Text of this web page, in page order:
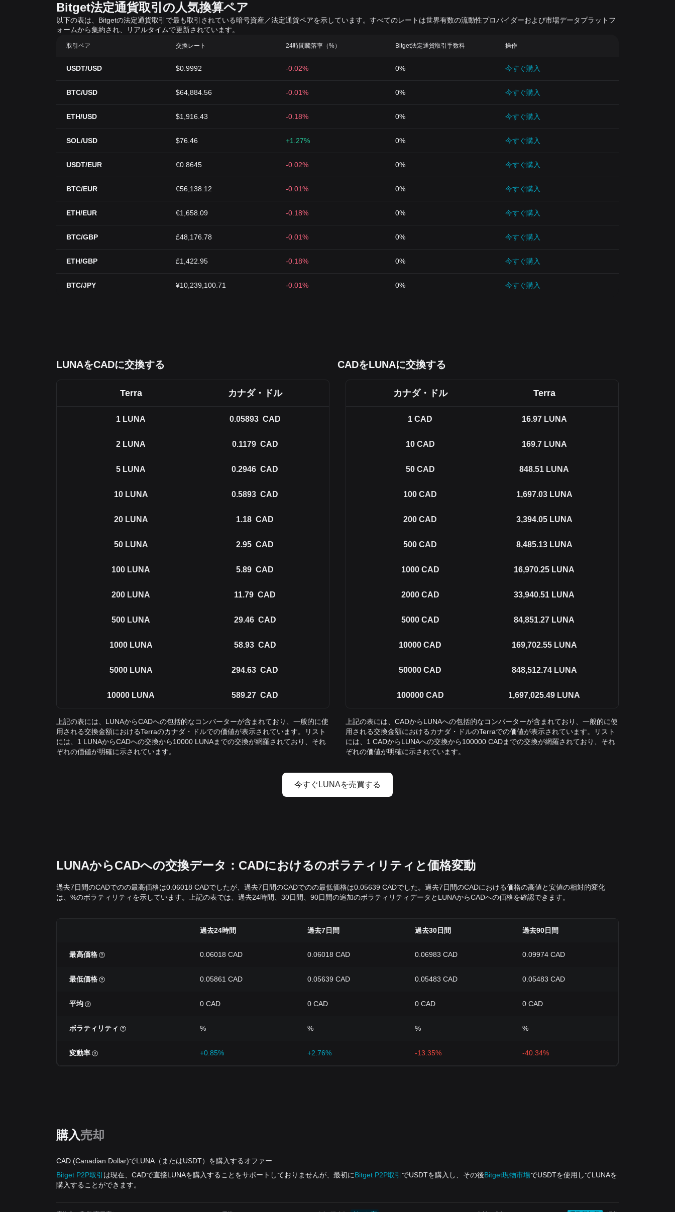
Bitget法定通貨取引の人気換算ペア
以下の表は、Bitgetの法定通貨取引で最も取引されている暗号資産／法定通貨ペアを示しています。すべてのレートは世界有数の流動性プロバイダーおよび市場データプラットフ
ォームから集約され、リアルタイムで更新されています。
取引ペア 交換レート 24時間騰落率（%） Bitget法定通貨取引手数料 操作
USDT/USD $0.9992 -0.02% 0% 今すぐ購入
BTC/USD $64,884.56 -0.01% 0% 今すぐ購入
ETH/USD $1,916.43 -0.18% 0% 今すぐ購入
SOL/USD $76.46 +1.27% 0% 今すぐ購入
USDT/EUR €0.8645 -0.02% 0% 今すぐ購入
BTC/EUR €56,138.12 -0.01% 0% 今すぐ購入
ETH/EUR €1,658.09 -0.18% 0% 今すぐ購入
BTC/GBP £48,176.78 -0.01% 0% 今すぐ購入
ETH/GBP £1,422.95 -0.18% 0% 今すぐ購入
BTC/JPY ¥10,239,100.71 -0.01% 0% 今すぐ購入
LUNAをCADに交換する CADをLUNAに交換する
Terra カナダ・ドル
1 LUNA 0.05893 CAD
2 LUNA 0.1179 CAD
5 LUNA 0.2946 CAD
10 LUNA 0.5893 CAD
20 LUNA 1.18 CAD
50 LUNA 2.95 CAD
100 LUNA 5.89 CAD
200 LUNA 11.79 CAD
500 LUNA 29.46 CAD
1000 LUNA 58.93 CAD
5000 LUNA 294.63 CAD
10000 LUNA 589.27 CAD
上記の表には、LUNAからCADへの包括的なコンバーターが含まれており、一般的に使
用される交換金額におけるTerraのカナダ・ドルでの価値が表示されています。リスト
には、1 LUNAからCADへの交換から10000 LUNAまでの交換が網羅されており、それ
ぞれの価値が明確に示されています。
カナダ・ドル Terra
1 CAD 16.97 LUNA
10 CAD 169.7 LUNA
50 CAD 848.51 LUNA
100 CAD 1,697.03 LUNA
200 CAD 3,394.05 LUNA
500 CAD 8,485.13 LUNA
1000 CAD 16,970.25 LUNA
2000 CAD 33,940.51 LUNA
5000 CAD 84,851.27 LUNA
10000 CAD 169,702.55 LUNA
50000 CAD 848,512.74 LUNA
100000 CAD 1,697,025.49 LUNA
上記の表には、CADからLUNAへの包括的なコンバーターが含まれており、一般的に使
用される交換金額におけるカナダ・ドルのTerraでの価値が表示されています。リスト
には、1 CADからLUNAへの交換から100000 CADまでの交換が網羅されており、それ
ぞれの価値が明確に示されています。
今すぐLUNAを売買する
LUNAからCADへの交換データ：CADにおけるのボラティリティと価格変動
過去7日間のCADでのの最高価格は0.06018 CADでしたが、過去7日間のCADでのの最低価格は0.05639 CADでした。過去7日間のCADにおける価格の高値と安値の相対的変化
は、%のボラティリティを示しています。上記の表では、過去24時間、30日間、90日間の追加のボラティリティデータとLUNAからCADへの価格を確認できます。
過去24時間 過去7日間 過去30日間 過去90日間
最高価格 0.06018 CAD 0.06018 CAD 0.06983 CAD 0.09974 CAD
最低価格 0.05861 CAD 0.05639 CAD 0.05483 CAD 0.05483 CAD
平均 0 CAD 0 CAD 0 CAD 0 CAD
ボラティリティ % % % %
変動率 +0.85% +2.76% -13.35% -40.34%
購入売却
CAD (Canadian Dollar)でLUNA（またはUSDT）を購入するオファー
Bitget P2P取引 は現在、CADで直接LUNAを購入することをサポートしておりませんが、最初にBitget P2P取引 でUSDTを購入し、その後Bitget現物市場でUSDTを使用してLUNAを
購入することができます。